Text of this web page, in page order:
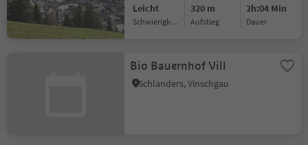
Leicht
Schwierigkeitsgrad
320 m
Aufstieg
2h:04 Min
Dauer
Bio Bauernhof Vill
Schlanders, Vinschgau